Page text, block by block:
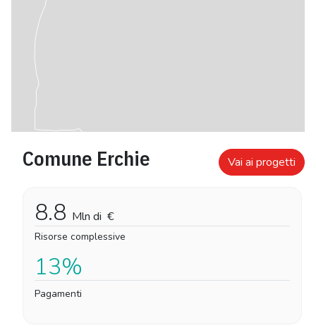
Comune Erchie Vai ai progetti
8.8 Mln di €
Risorse complessive
13%
Pagamenti